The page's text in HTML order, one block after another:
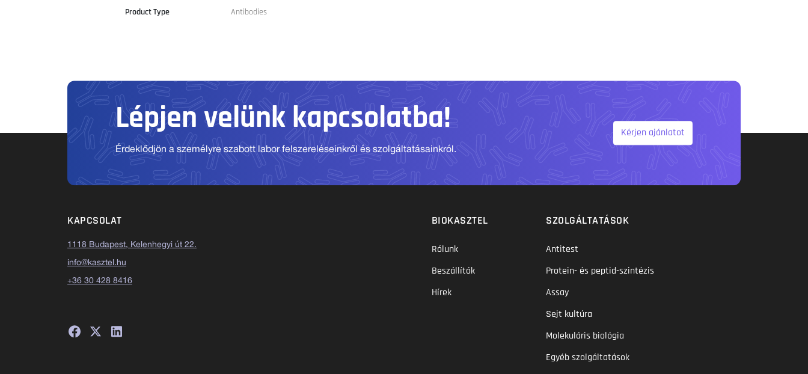
Product Type Antibodies
Lépjen velünk kapcsolatba!
Érdeklődjön a személyre szabott labor felszereléseinkről és szolgáltatásainkról.
Kérjen ajánlatot
KAPCSOLAT
1118 Budapest, Kelenhegyi út 22.
info@kasztel.hu
+36 30 428 8416
BIOKASZTEL
Rólunk
Beszállítók
Hírek
SZOLGÁLTATÁSOK
Antitest
Protein- és peptid-szintézis
Assay
Sejt kultúra
Molekuláris biológia
Egyéb szolgáltatások